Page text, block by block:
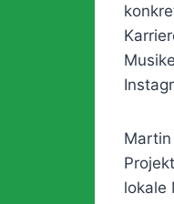
lokale